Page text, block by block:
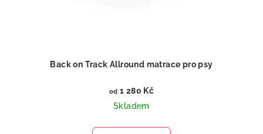
Back on Track Allround matrace pro psy
od 1 280 Kč
Skladem